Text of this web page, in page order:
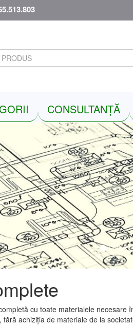
CONSULTANȚĂ
cu toate materialele
achiziția de materiale de la